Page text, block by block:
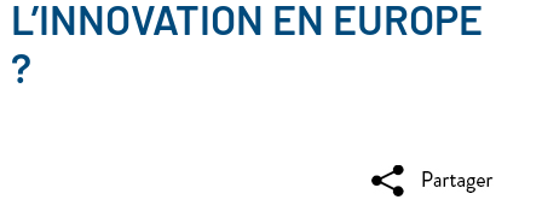
L’INNOVATION EN EUROPE
?